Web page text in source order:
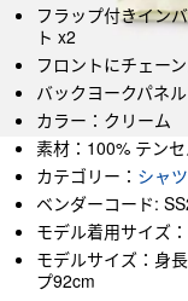
フラップ付きイン
ト x2
フロントにチェー
バックヨークパネル
カラー：クリーム
素材：100% テン
カテゴリー： シャツ
ベンダーコード:
モデル着用サイズ
モデルサイズ：身
プ92cm